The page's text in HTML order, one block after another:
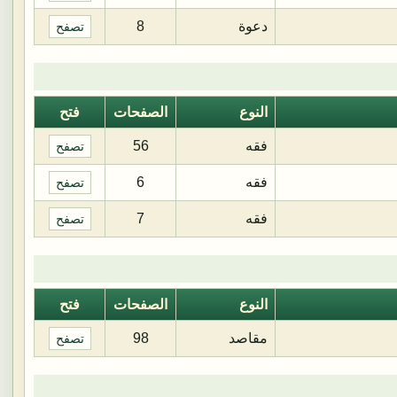
دعوة 8 تصفح
النوع الصفحات فتح
فقه 56 تصفح
فقه 6 تصفح
فقه 7 تصفح
النوع الصفحات فتح
مقاصد 98 تصفح